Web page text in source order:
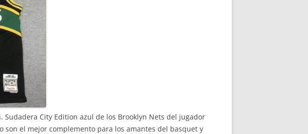
City Edition azul de los Brooklyn Nets del jugador
son el mejor complemento para los amantes del basquet y